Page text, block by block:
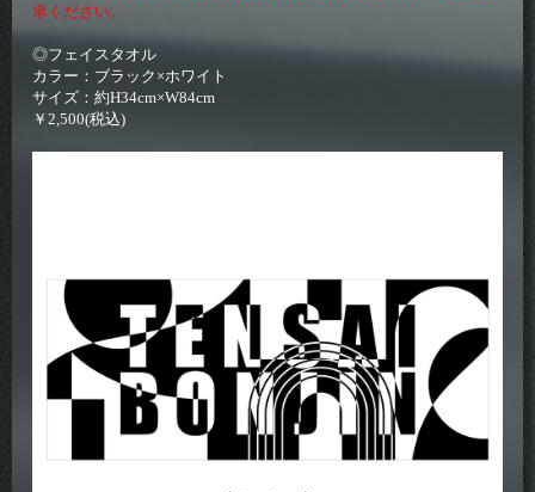
承ください。
◎フェイスタオル
カラー：ブラック×ホワイト
サイズ：約H34cm×W84cm
￥2,500(税込)